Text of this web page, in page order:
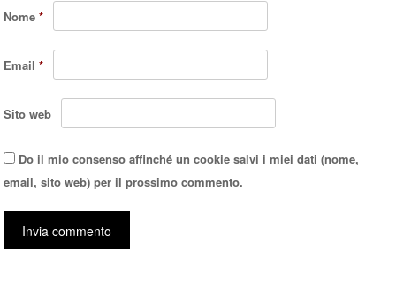
Nome*
Email*
Sito web
Do il mio consenso affinché un cookie salvi i miei dati (nome,
email, sito web) per il prossimo commento.